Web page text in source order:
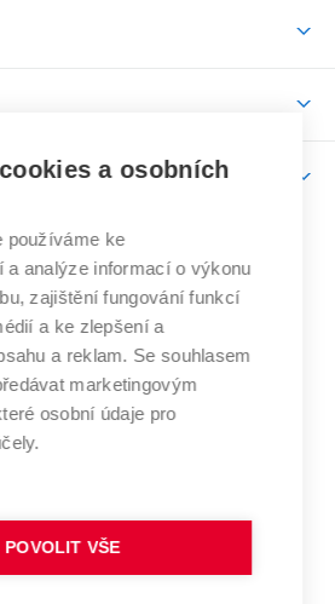
roku
studentů
výzkumu
fondů
učení
technické
V BRNĚ
a osobních
používáme ke
a analýze informací o výkonu
zajištění fungování funkcí
a ke zlepšení a
a reklam. Se souhlasem
marketingovým
osobní údaje pro
POVOLIT VŠE